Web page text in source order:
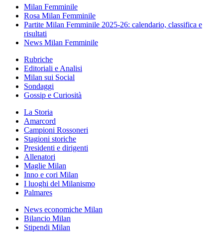
Milan Femminile
Rosa Milan Femminile
Partite Milan Femminile 2025-26: calendario, classifica e
risultati
News Milan Femminile
Rubriche
Editoriali e Analisi
Milan sui Social
Sondaggi
Gossip e Curiosità
La Storia
Amarcord
Campioni Rossoneri
Stagioni storiche
Presidenti e dirigenti
Allenatori
Maglie Milan
Inno e cori Milan
I luoghi del Milanismo
Palmares
News economiche Milan
Bilancio Milan
Stipendi Milan